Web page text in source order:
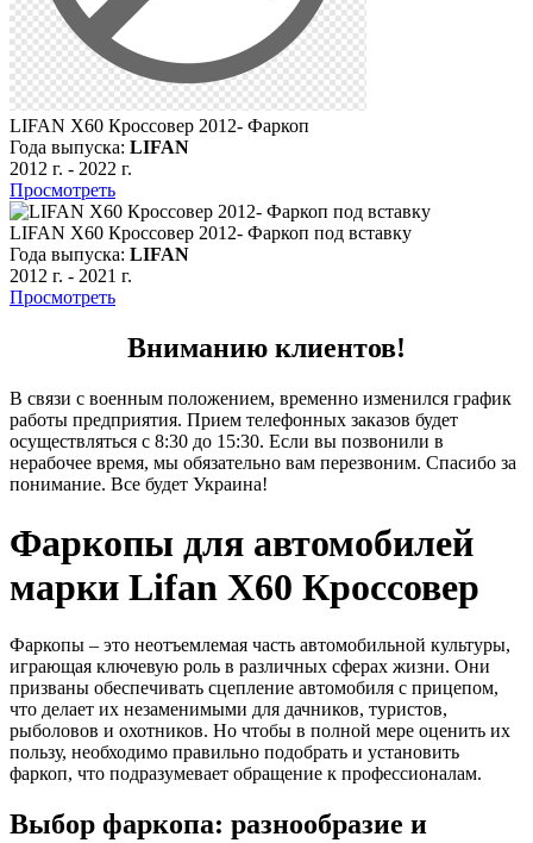
LIFAN X60 Кроссовер 2012- Фаркоп
Года выпуска: LIFAN
2012 г. - 2022 г.
Просмотреть
LIFAN X60 Кроссовер 2012- Фаркоп под вставку
Года выпуска: LIFAN
2012 г. - 2021 г.
Просмотреть
Вниманию клиентов!
В связи с военным положением, временно изменился график
работы предприятия. Прием телефонных заказов будет
осуществляться с 8:30 до 15:30. Если вы позвонили в
нерабочее время, мы обязательно вам перезвоним. Спасибо за
понимание. Все будет Украина!
Фаркопы для автомобилей
марки Lifan X60 Кроссовер
Фаркопы – это неотъемлемая часть автомобильной культуры,
играющая ключевую роль в различных сферах жизни. Они
призваны обеспечивать сцепление автомобиля с прицепом,
что делает их незаменимыми для дачников, туристов,
рыболовов и охотников. Но чтобы в полной мере оценить их
пользу, необходимо правильно подобрать и установить
фаркоп, что подразумевает обращение к профессионалам.
Выбор фаркопа: разнообразие и